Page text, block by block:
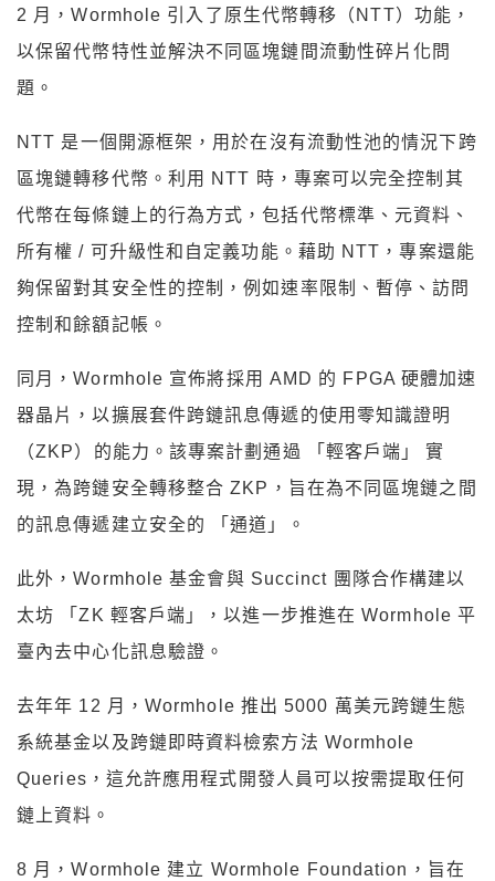
2 月，Wormhole 引入了原生代幣轉移（NTT）功能，
以保留代幣特性並解決不同區塊鏈間流動性碎片化問
題。
NTT 是一個開源框架，用於在沒有流動性池的情況下跨
區塊鏈轉移代幣。利用 NTT 時，專案可以完全控制其
代幣在每條鏈上的行為方式，包括代幣標準、元資料、
所有權 / 可升級性和自定義功能。藉助 NTT，專案還能
夠保留對其安全性的控制，例如速率限制、暫停、訪問
控制和餘額記帳。
同月，Wormhole 宣佈將採用 AMD 的 FPGA 硬體加速
器晶片，以擴展套件跨鏈訊息傳遞的使用零知識證明
（ZKP）的能力。該專案計劃通過 「輕客戶端」 實
現，為跨鏈安全轉移整合 ZKP，旨在為不同區塊鏈之間
的訊息傳遞建立安全的 「通道」。
此外，Wormhole 基金會與 Succinct 團隊合作構建以
太坊 「ZK 輕客戶端」，以進一步推進在 Wormhole 平
臺內去中心化訊息驗證。
去年年 12 月，Wormhole 推出 5000 萬美元跨鏈生態
系統基金以及跨鏈即時資料檢索方法 Wormhole
Queries，這允許應用程式開發人員可以按需提取任何
鏈上資料。
8 月，Wormhole 建立 Wormhole Foundation，旨在